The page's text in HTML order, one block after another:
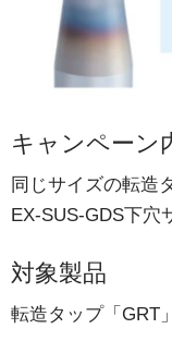
キャンペーン
同じサイズの転造
EX-SUS-GDS下穴
対象製品
転造タップ「GRT